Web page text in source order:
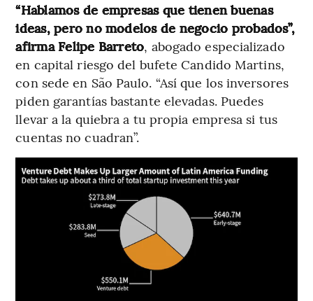
“Hablamos de empresas que tienen buenas
ideas, pero no modelos de negocio probados”,
afirma Felipe Barreto, abogado especializado
en capital riesgo del bufete Candido Martins,
con sede en São Paulo. “Así que los inversores
piden garantías bastante elevadas. Puedes
llevar a la quiebra a tu propia empresa si tus
cuentas no cuadran”.